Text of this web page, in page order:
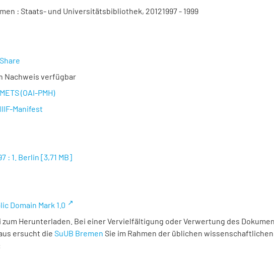
: Staats- und Universitätsbibliothek, 20121997 - 1999
Share
Nachweis verfügbar
METS (OAI-PMH)
IIIF-Manifest
: 1. Berlin [3,71 MB]
Domain Mark 1.0
zum Herunterladen. Bei einer Vervielfältigung oder Verwertung des
ersucht die SuUB Bremen Sie im Rahmen der üblichen